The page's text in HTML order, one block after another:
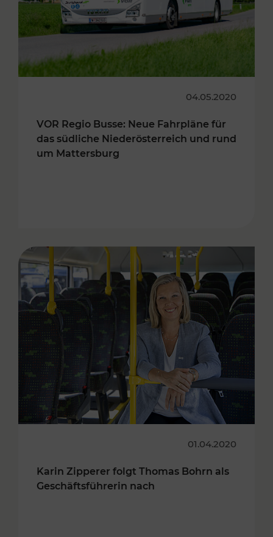
04.05.2020
VOR Regio Busse: Neue Fahrpläne für
das südliche Niederösterreich und rund
um Mattersburg
01.04.2020
Karin Zipperer folgt Thomas Bohrn als
Geschäftsführerin nach